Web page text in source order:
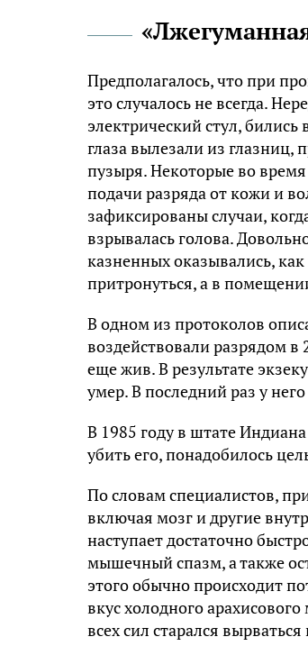
Предполагалось, что при
это случалось не всегда.
электрический стул,
глаза вылезали из
пузыря. Некоторые во
подачи разряда от кожи и
зафиксированы случаи,
взрывалась голова.
казненных оказывались,
притронуться, а в
В одном из протоколов
воздействовали разрядом в
еще жив. В результате
умер. В последний раз у
В 1985 году в штате
убить его, понадобилось
По словам специалистов,
включая мозг и другие
наступает достаточно
мышечный спазм, а также
этого обычно происходит
вкус холодного
всех сил старался